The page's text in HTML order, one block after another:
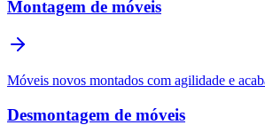
Montagem de móveis
Móveis novos montados com agilidade e
Desmontagem de móveis